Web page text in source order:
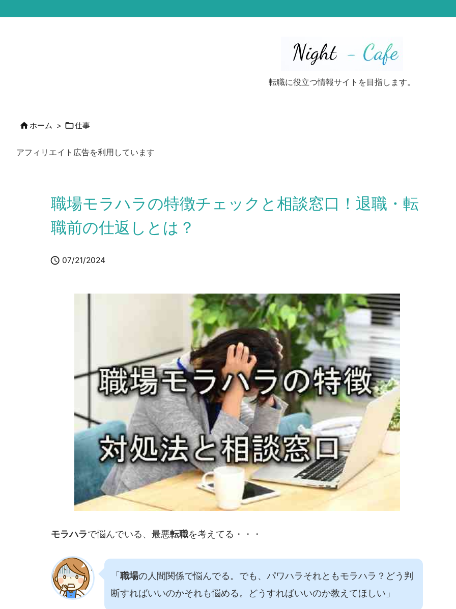
転職に役立つ情報サイトを目指します。
ホーム > 仕事
アフィリエイト広告を利用しています
職場モラハラの特徴チェックと相談窓口！退職・転
職前の仕返しとは？
 07/21/2024
モラハラで悩んでいる、最悪転職を考えてる・・・
「 職場の人間関係で悩んでる。でも、パワハラそれともモラハラ？どう判
断すればいいのかそれも悩める。どうすればいいのか教えてほしい」